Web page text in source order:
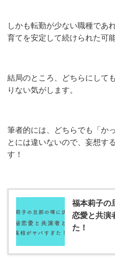
しかも転勤が少ない職種であ
育てを安定して続けられた可
結局のところ、どちらにして
りない気がします。
筆者的には、どちらでも「か
とには違いないので、妄想す
す！
福本莉子の
恋愛と共演
た！